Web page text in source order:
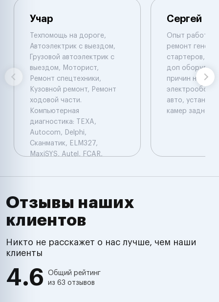
Учар
Техпомощь на дороге,
Автоэлектрик с выездом,
Грузовой автоэлектрик с
выездом, Моторист,
Ремонт спецтехники,
Кузовной ремонт, Ремонт
ходовой части.
Компьютерная
диагностика: TEXA,
Autocom, Delphi,
Сканматик, ELM327,
MaxiSYS, Autel, FCAR,
Электрика, двигатель, КПП,
работы
Сергей
Опыт работы
ремонт
стартеров,
доп
причин не
авто,
камер заднего
Отзывы наших
клиентов
Никто не расскажет о нас лучше, чем наши
клиенты
4.6
Общий рейтинг
из 63 отзывов